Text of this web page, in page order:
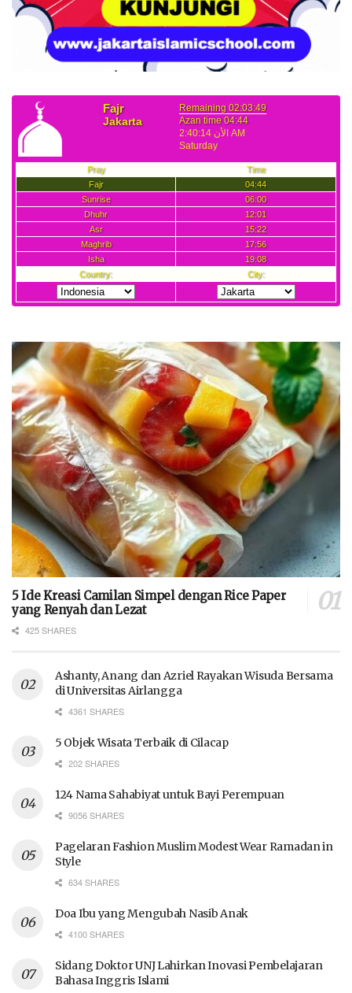
5 Ide Kreasi Camilan Simpel dengan Rice Paper
yang Renyah dan Lezat
425 SHARES
Ashanty, Anang dan Azriel Rayakan Wisuda Bersama
di Universitas Airlangga
4361 SHARES
5 Objek Wisata Terbaik di Cilacap
202 SHARES
124 Nama Sahabiyat untuk Bayi Perempuan
9056 SHARES
Pagelaran Fashion Muslim Modest Wear Ramadan in
Style
634 SHARES
Doa Ibu yang Mengubah Nasib Anak
4100 SHARES
Sidang Doktor UNJ Lahirkan Inovasi Pembelajaran
Bahasa Inggris Islami